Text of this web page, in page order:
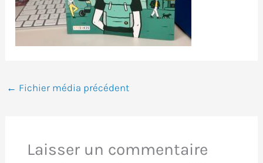
← Fichier média précédent
Laisser un commentaire